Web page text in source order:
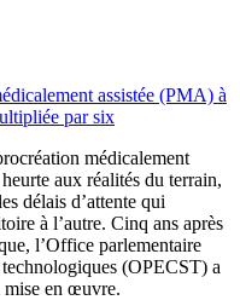
assistée (PMA) à
par six
médicalement
aux réalités du terrain,
délais d’attente qui
à l’autre. Cinq ans après
l’Office parlementaire
(OPECST) a
mise en œuvre.